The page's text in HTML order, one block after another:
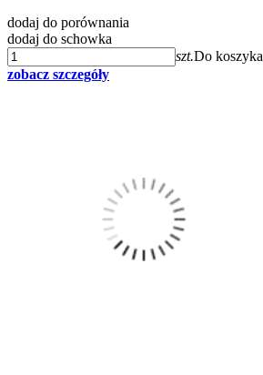
dodaj do porównania
dodaj do schowka
szt.Do koszyka
zobacz szczegóły